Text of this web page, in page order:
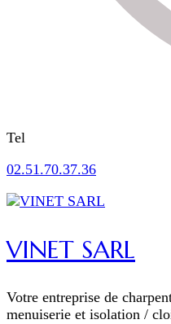
Tel
02.51.70.37.36
VINET SARL
Votre entreprise de
menuiserie et isolation /